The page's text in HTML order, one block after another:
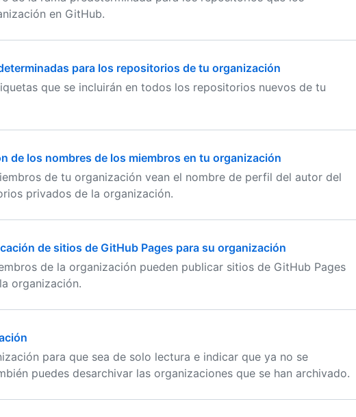
en GitHub.
para los repositorios de tu organización
que se incluirán en todos los repositorios nuevos de tu
de los nombres de los miembros en tu organización
de tu organización vean el nombre de perfil del autor del
privados de la organización.
de sitios de GitHub Pages para su organización
de la organización pueden publicar sitios de GitHub Pages
organización.
para que sea de solo lectura e indicar que ya no se
puedes desarchivar las organizaciones que se han archivado.